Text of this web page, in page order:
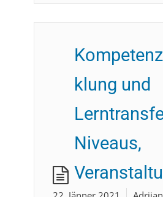
klung und
Niveaus,